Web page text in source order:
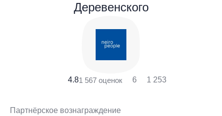
Деревенского
4.81 567 оценок 6 1 253
Партнёрское вознаграждение